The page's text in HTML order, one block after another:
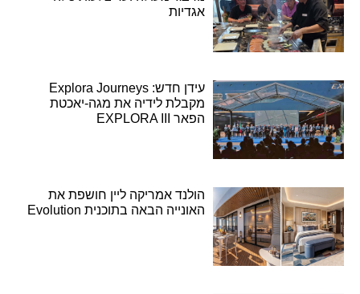
אגדיות
עידן חדש: Explora Journeys
מקבלת לידיה את מגה-יאכטת
הפאר EXPLORA III
הולנד אמריקה ליין חושפת את
האונייה הבאה בתוכנית Evolution